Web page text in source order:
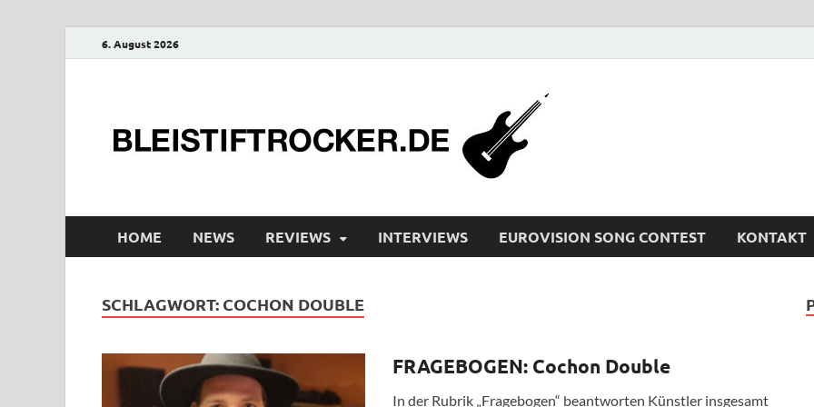
6. August 2026
HOME NEWS REVIEWS INTERVIEWS EUROVISION SONG CONTEST KONTAKT
SCHLAGWORT: COCHON DOUBLE
FRAGEBOGEN: Cochon Double
In der Rubrik „Fragebogen“ beantworten Künstler insgesamt